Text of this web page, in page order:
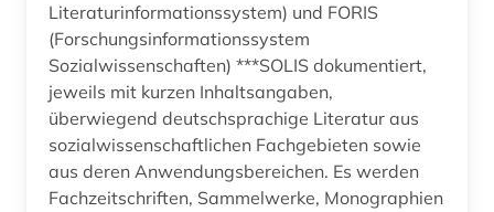
Literaturinformationssystem) und FORIS
(Forschungsinformationssystem
Sozialwissenschaften) ***SOLIS dokumentiert,
jeweils mit kurzen Inhaltsangaben,
überwiegend deutschsprachige Literatur aus
sozialwissenschaftlichen Fachgebieten sowie
aus deren Anwendungsbereichen. Es werden
Fachzeitschriften, Sammelwerke, Monographien